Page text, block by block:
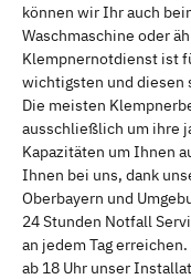
können wir Ihr auch
Waschmaschine oder
Klempnernotdienst ist
wichtigsten und diesen
Die meisten
ausschließlich um ihre
Kapazitäten um Ihnen
Ihnen bei uns, dank
Oberbayern und
24 Stunden Notfall
an jedem Tag
ab 18 Uhr unser